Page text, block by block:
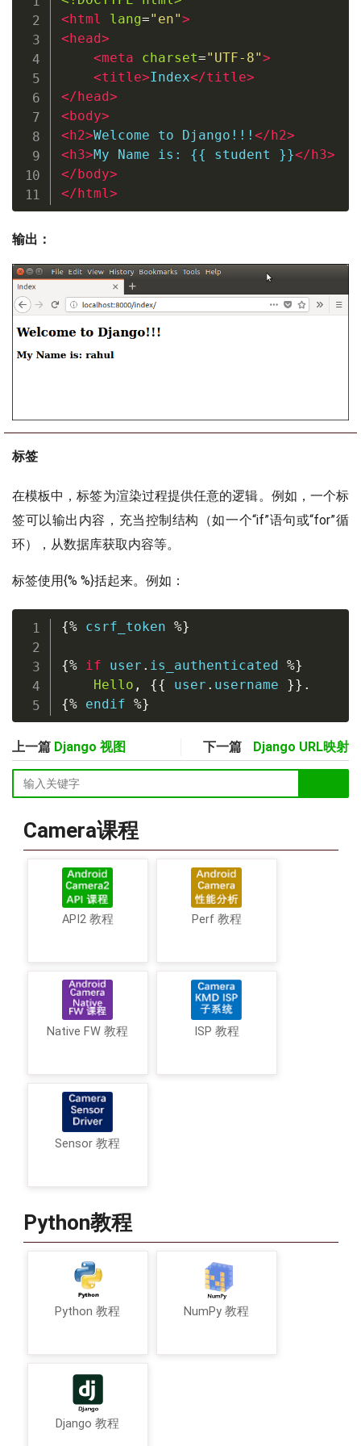
<html lang=" en">
<head>
<meta charset=" UTF-8">
<title>Index</title>
</head>
<body>
<h2>Welcome to Django!!! </h2>
<h3>My Name is: {{ student }}</h3>
</body>
</html >
输出：
标签
在模板中，标签为渲染过程提供任意的逻辑。例如，一个标
签可以输出内容，充当控制结构（如一个“if”语句或“for”循
环），从数据库获取内容等。
标签使用{% %}括起来。例如：
{% csrf_token %}
{% if user . is_authenticated %}
Hello , {{ user . username }} .
{% endif %}
上一篇 Django 视图 下一篇 Django URL映射
Camera课程
API2 教程 Perf 教程
Native FW 教程 ISP 教程
Sensor 教程
Python教程
Python 教程 NumPy 教程
Django 教程